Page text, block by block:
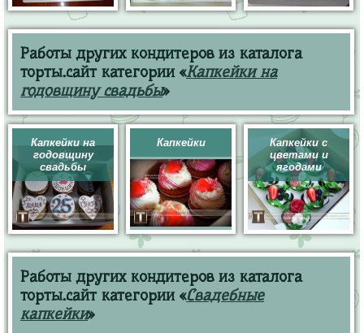
Работы других кондитеров из каталога
торты.сайт категории «Капкейки на
годовщину свадьбы»
Капкейки на
годовщину
свадьбы
Капкейки
Капкейки с
цветами и
ягодами
Работы других кондитеров из каталога
торты.сайт категории «Свадебные
капкейки»